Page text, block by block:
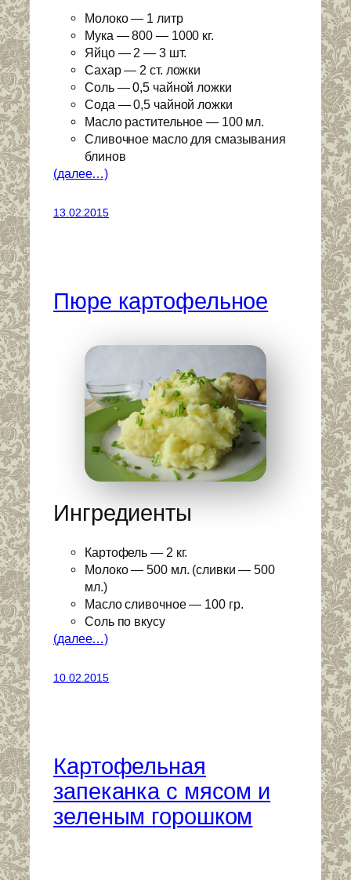
Молоко — 1 литр
Мука — 800 — 1000 кг.
Яйцо — 2 — 3 шт.
Сахар — 2 ст. ложки
Соль — 0,5 чайной ложки
Сода — 0,5 чайной ложки
Масло растительное — 100 мл.
Сливочное масло для смазывания
блинов
(далее…)
13.02.2015
Пюре картофельное
Ингредиенты
Картофель — 2 кг.
Молоко — 500 мл. (сливки — 500
мл.)
Масло сливочное — 100 гр.
Соль по вкусу
(далее…)
10.02.2015
Картофельная
запеканка с мясом и
зеленым горошком